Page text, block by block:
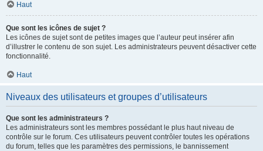
Haut
Que sont les icônes de sujet ?
Les icônes de sujet sont de petites images que l’auteur peut insérer afin
d’illustrer le contenu de son sujet. Les administrateurs peuvent désactiver cette
fonctionnalité.
Haut
Niveaux des utilisateurs et groupes d’utilisateurs
Que sont les administrateurs ?
Les administrateurs sont les membres possédant le plus haut niveau de
contrôle sur le forum. Ces utilisateurs peuvent contrôler toutes les opérations
du forum, telles que les paramètres des permissions, le bannissement